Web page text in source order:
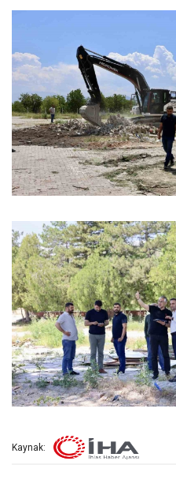
Kaynak: